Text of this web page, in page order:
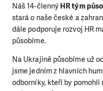
Náš 14-členný HR tým
stará o naše české a
dále podporuje rozvoj HR
působíme.
Na Ukrajině působíme už
jsme jedním z hlavních
odborníky, kteří by